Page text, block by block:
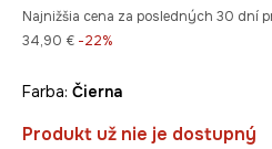
Najnižšia cena za posledných 30 dní
34,90 € -22%
Farba: čierna
Produkt už nie je dostupný